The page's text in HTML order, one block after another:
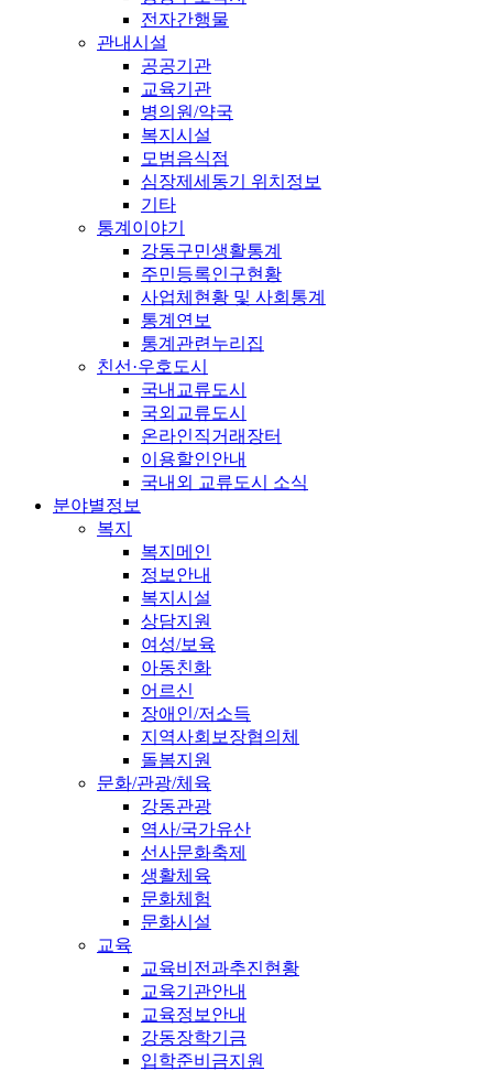
전자간행물
관내시설
공공기관
교육기관
병의원/약국
복지시설
모범음식점
심장제세동기 위치정보
기타
통계이야기
강동구민생활통계
주민등록인구현황
사업체현황 및 사회통계
통계연보
통계관련누리집
친선·우호도시
국내교류도시
국외교류도시
온라인직거래장터
이용할인안내
국내외 교류도시 소식
분야별정보
복지
복지메인
정보안내
복지시설
상담지원
여성/보육
아동친화
어르신
장애인/저소득
지역사회보장협의체
돌봄지원
문화/관광/체육
강동관광
역사/국가유산
선사문화축제
생활체육
문화체험
문화시설
교육
교육비전과추진현황
교육기관안내
교육정보안내
강동장학기금
입학준비금지원